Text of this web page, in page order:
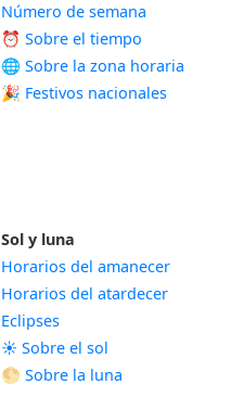
Número de semana
⏰ Sobre el tiempo
🌐 Sobre la zona horaria
🎉 Festivos nacionales
Sol y luna
Horarios del amanecer
Horarios del atardecer
Eclipses
☀️ Sobre el sol
🌕 Sobre la luna